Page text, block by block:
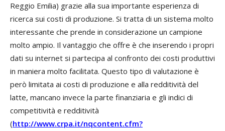
Reggio Emilia) grazie alla sua importante esperienza di
ricerca sui costi di produzione. Si tratta di un sistema molto
interessante che prende in considerazione un campione
molto ampio. Il vantaggio che offre è che inserendo i propri
dati su internet si partecipa al confronto dei costi produttivi
in maniera molto facilitata. Questo tipo di valutazione è
però limitata ai costi di produzione e alla redditività del
latte, mancano invece la parte finanziaria e gli indici di
competitività e redditività
(http://www.crpa.it/nqcontent.cfm?